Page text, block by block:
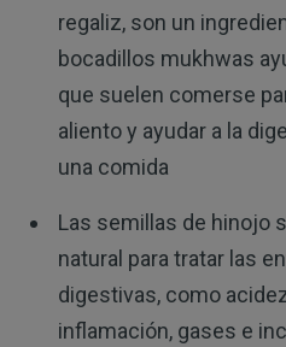
regaliz, son un
bocadillos mukhwas
que suelen comerse
aliento y ayudar a la
una comida
Las semillas de hinojo
natural para tratar las
digestivas, como
inflamación, gases e